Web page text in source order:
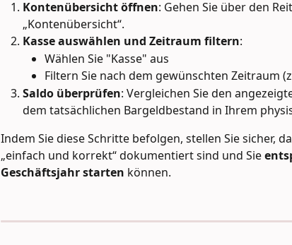
Kontenübersicht öffnen: Gehen Sie über den
„Kontenübersicht“.
Kasse auswählen und Zeitraum filtern:
Wählen Sie "Kasse" aus
Filtern Sie nach dem gewünschten Zeitraum
Saldo überprüfen: Vergleichen Sie den
dem tatsächlichen Bargeldbestand in Ihrem
Indem Sie diese Schritte befolgen, stellen Sie sicher,
„einfach und korrekt“ dokumentiert sind und Sie
Geschäftsjahr starten können.